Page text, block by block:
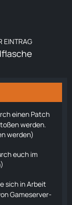
EINTRAG
einen Patch
werden.
werden)
euch im
sich in Arbeit
Gameserver-